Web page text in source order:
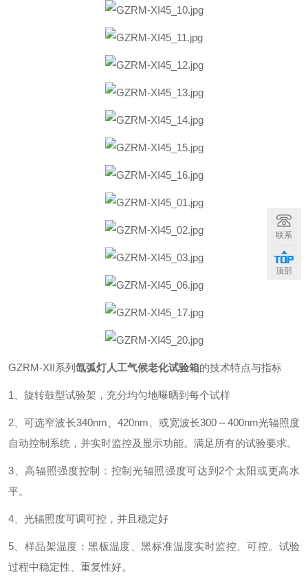
GZRM-XII系列 氙弧灯人工气候老化试验箱的技术特点与指标
1、旋转鼓型试验架，充分均匀地曝晒到每个试样
2、可选窄波长340nm、420nm、或宽波长300～400nm光辐照度
自动控制系统，并实时监控及显示功能。满足所有的试验要求。
3、高辐照强度控制：控制光辐照强度可达到2个太阳或更高水
平。
4、光辐照度可调可控，并且稳定好
5、样品架温度：黑板温度、黑标准温度实时监控、可控。试验
过程中稳定性、重复性好。
联系
顶部